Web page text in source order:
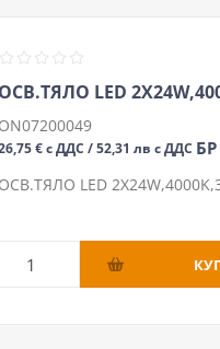
ОСВ.ТЯЛО LED
ON07200049
€ с ДДС / 52,31 лв с ДДС БР
ОСВ.ТЯЛО LED